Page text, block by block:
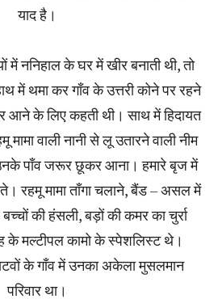
याद है।
में ननिहाल के घर में खीर बनाती थी, तो
में थमा कर गाँव के उत्तरी कोने पर रहने
आने के लिए कहती थी। साथ में हिदायत
मामा वाली नानी से लू उतारने वाली नीम
पाँव जरूर छूकर आना। हमारे बृज में
रहमू मामा ताँगा चलाने, बैंड – असल में
की हंसली, बड़ों की कमर का चुर्रा
के मल्टीपल कामो के स्पेशलिस्ट थे।
के गाँव में उनका अकेला मुसलमान
परिवार था।